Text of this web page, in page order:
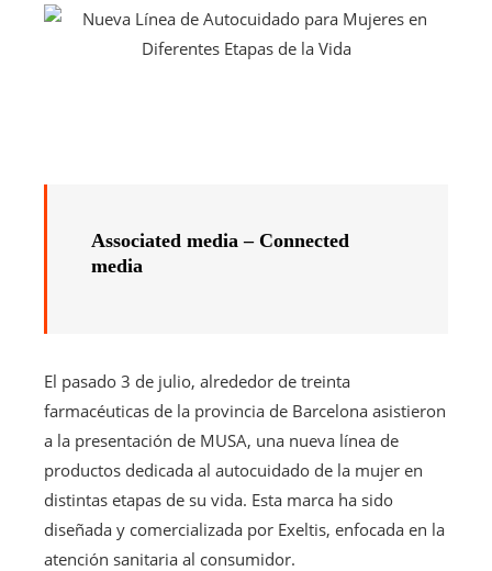
Associated media – Connected
media
El pasado 3 de julio, alrededor de treinta
farmacéuticas de la provincia de Barcelona asistieron
a la presentación de MUSA, una nueva línea de
productos dedicada al autocuidado de la mujer en
distintas etapas de su vida. Esta marca ha sido
diseñada y comercializada por Exeltis, enfocada en la
atención sanitaria al consumidor.